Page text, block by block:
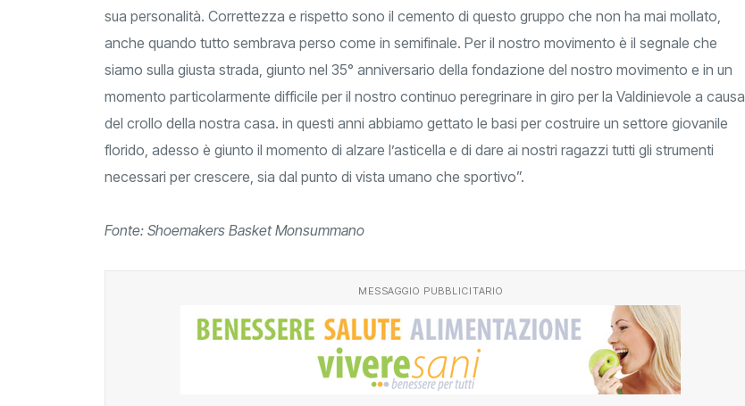
sua personalità. Correttezza e rispetto sono il cemento di questo gruppo che non ha mai mollato,
anche quando tutto sembrava perso come in semifinale. Per il nostro movimento è il segnale che
siamo sulla giusta strada, giunto nel 35° anniversario della fondazione del nostro movimento e in un
momento particolarmente difficile per il nostro continuo peregrinare in giro per la Valdinievole a causa
del crollo della nostra casa. in questi anni abbiamo gettato le basi per costruire un settore giovanile
florido, adesso è giunto il momento di alzare l’asticella e di dare ai nostri ragazzi tutti gli strumenti
necessari per crescere, sia dal punto di vista umano che sportivo”.
Fonte: Shoemakers Basket Monsummano
MESSAGGIO PUBBLICITARIO